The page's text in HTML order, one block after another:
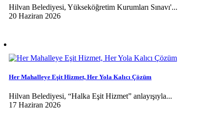
Hilvan Belediyesi, Yükseköğretim Kurumları Sınavı'...
20 Haziran 2026
Her Mahalleye Eşit Hizmet, Her Yola Kalıcı Çözüm
Hilvan Belediyesi, “Halka Eşit Hizmet” anlayışıyla...
17 Haziran 2026